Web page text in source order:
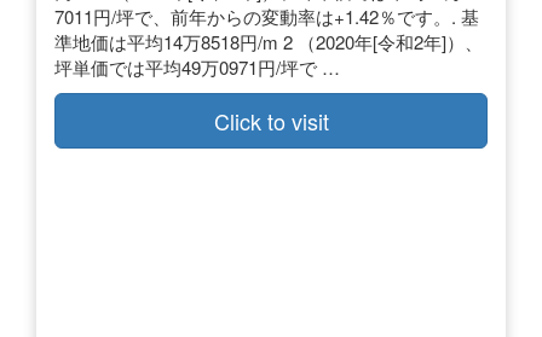
7011円/坪で、前年からの変動率は+1.42％です。. 基
準地価は平均14万8518円/m 2 （2020年[令和2年]）、
坪単価では平均49万0971円/坪で …
Click to visit